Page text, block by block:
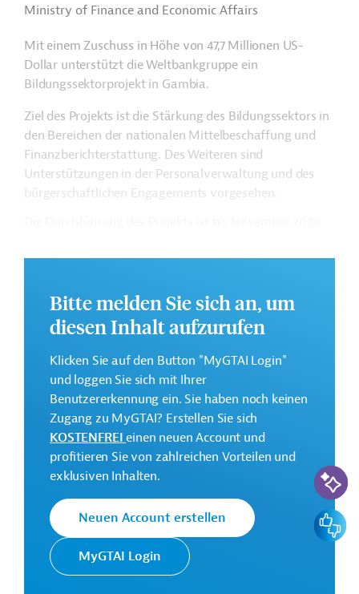
Ministry of Finance and Economic Affairs
Mit einem Zuschuss in Höhe von 47,7 Millionen US-
Dollar unterstützt die Weltbankgruppe ein
Bildungssektorprojekt in Gambia.
Ziel des Projekts ist die Stärkung des Bildungssektors in
den Bereichen der nationalen Mittelbeschaffung und
Finanzberichterstattung. Des Weiteren sind
Unterstützungen in der Personalverwaltung und des
bürgerschaftlichen Engagements vorgesehen.
und im Originaldokument, das zum Download
bereitsteht.
GTAI informiert über dieWeltbankgruppe:
Schwerpunkte, Regularien und praktische Hinweise zur
Geschäftsanbahnung.
Gesamtkosten:
70,2 Millionen US-Dollar
Geberbeitrag:
Kontaktadressen
Bitte melden Sie sich an, um
diesen Inhalt aufzurufen
Klicken Sie auf den Button "MyGTAI Login"
und loggen Sie sich mit Ihrer
Benutzererkennung ein. Sie haben noch keinen
Zugang zu MyGTAI? Erstellen Sie sich
KOSTENFREIeinen neuen Account und
profitieren Sie von zahlreichen Vorteilen und
exklusiven Inhalten.
Neuen Account erstellen
MyGTAI Login
KI-